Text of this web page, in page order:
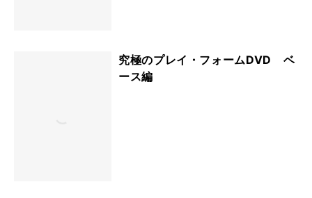
究極のプレイ・フォームDVD ベ
ース編